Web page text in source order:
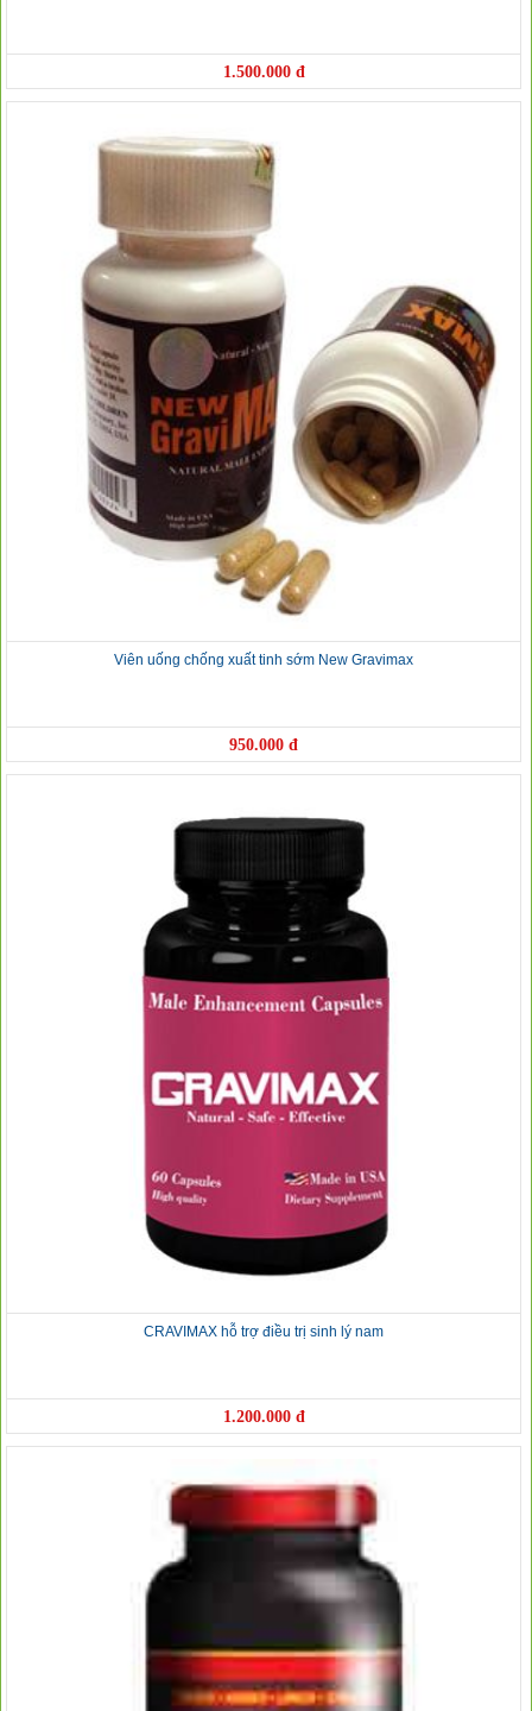
1.500.000 đ
Viên uống chống xuất tinh sớm New Gravimax
950.000 đ
CRAVIMAX hỗ trợ điều trị sinh lý nam
1.200.000 đ